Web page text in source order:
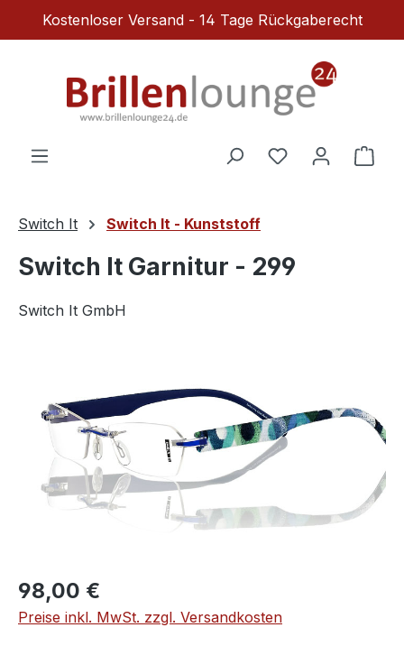
Zum Hauptinhalt springen
Kostenloser Versand - 14 Tage Rückgaberecht
Du hast 0
Switch It Switch It - Kunststoff
Switch It Garnitur - 299
Switch It GmbH
Regulärer Preis:
98,00 €
Preise inkl. MwSt. zzgl. Versandkosten